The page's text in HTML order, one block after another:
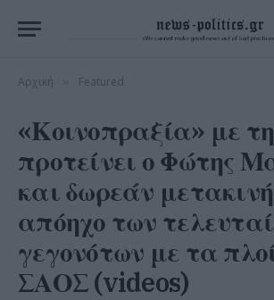
Αρχική Featured
«Κοινοπραξία» με
προτείνει ο Φώτης
και δωρεάν
απόηχο των
γεγονότων με τα
ΣΑΟΣ (videos)